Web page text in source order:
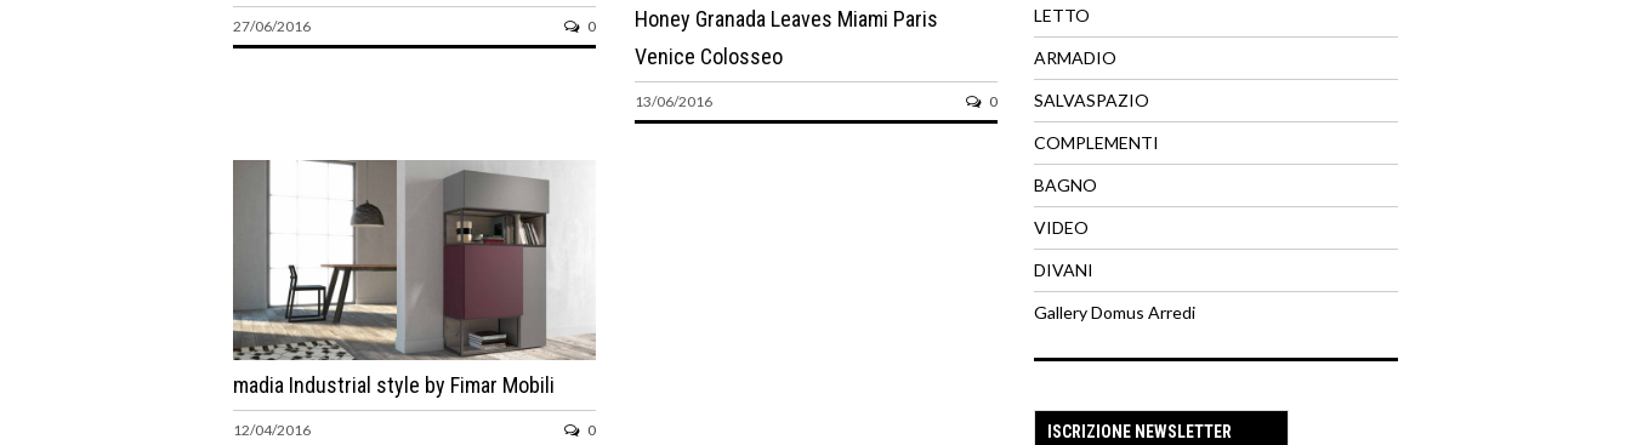
27/06/2016 0
Honey Granada Leaves Miami Paris
Venice Colosseo
13/06/2016 0
madia Industrial style by Fimar Mobili
12/04/2016 0
LETTO
ARMADIO
SALVASPAZIO
COMPLEMENTI
BAGNO
VIDEO
DIVANI
Gallery Domus Arredi
ISCRIZIONE NEWSLETTER